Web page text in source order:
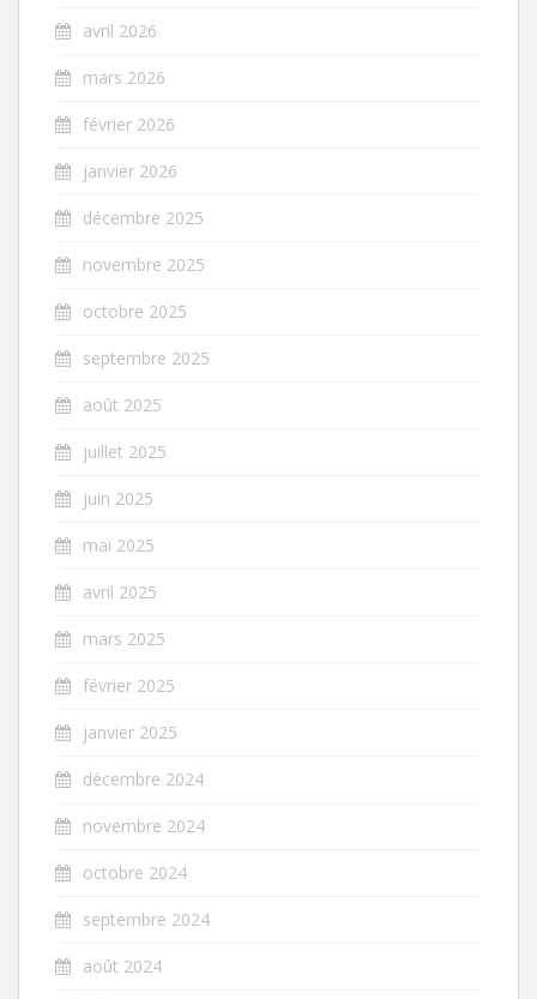
avril 2026
mars 2026
février 2026
janvier 2026
décembre 2025
novembre 2025
octobre 2025
septembre 2025
août 2025
juillet 2025
juin 2025
mai 2025
avril 2025
mars 2025
février 2025
janvier 2025
décembre 2024
novembre 2024
octobre 2024
septembre 2024
août 2024